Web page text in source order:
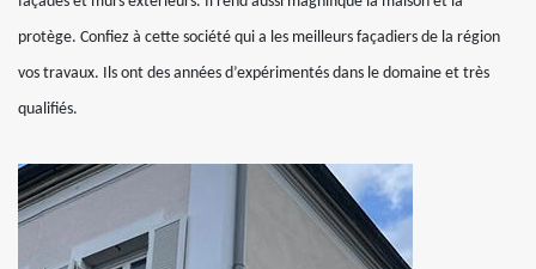
protège. Confiez à cette société qui a les meilleurs façadiers de la région
vos travaux. Ils ont des années d’expérimentés dans le domaine et très
qualifiés.